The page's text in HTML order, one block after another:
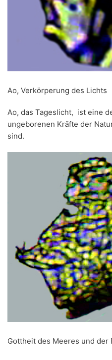
Ao, Verkörperung des Lichts
Ao, das Tageslicht, ist eine
ungeborenen Kräfte der
sind.
Gottheit des Meeres und der